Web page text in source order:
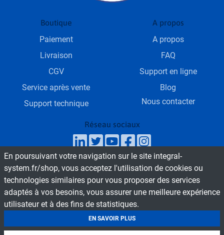
Boutique
Paiement
Livraison
CGV
Service après vente
Support technique
A propos
A propos
FAQ
Support en ligne
Blog
Nous contacter
Réseau sociaux
SAV & Service commercial
Du Lundi au Vendredi de 9h - 18h
© 2026 Boutique en ligne INTEGRAL SYSTEM
Tous droit réservés
Mentions légales
En poursuivant votre navigation sur le site integral-
system.fr/shop, vous acceptez l'utilisation de cookies ou
technologies similaires pour vous proposer des services
adaptés à vos besoins, vous assurer une meilleure expérience
utilisateur et à des fins de statistiques.
EN SAVOIR PLUS